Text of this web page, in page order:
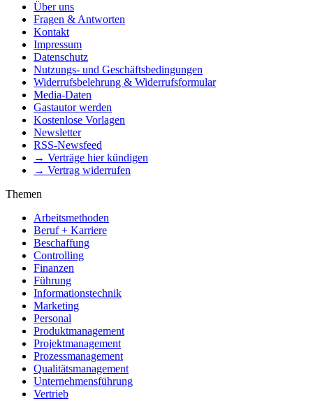
Über uns
Fragen & Antworten
Kontakt
Impressum
Datenschutz
Nutzungs- und Geschäftsbedingungen
Widerrufsbelehrung & Widerrufsformular
Media-Daten
Gastautor werden
Kostenlose Vorlagen
Newsletter
RSS-Newsfeed
→ Verträge hier kündigen
→ Vertrag widerrufen
Themen
Arbeitsmethoden
Beruf + Karriere
Beschaffung
Controlling
Finanzen
Führung
Informationstechnik
Marketing
Personal
Produktmanagement
Projektmanagement
Prozessmanagement
Qualitätsmanagement
Unternehmensführung
Vertrieb